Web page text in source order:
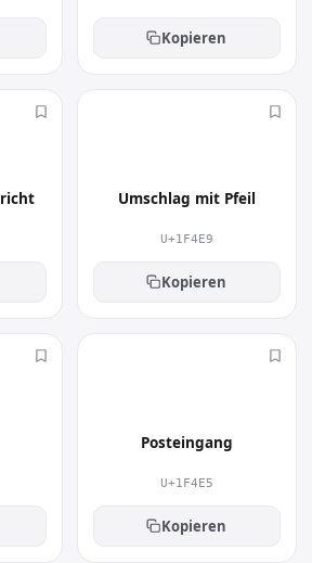
Kopieren
Umschlag mit Pfeil
U+1F4E9
Kopieren
Posteingang
U+1F4E5
Kopieren